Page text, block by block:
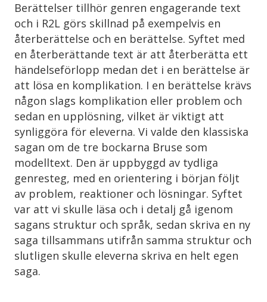
Berättelser tillhör genren engagerande text
och i R2L görs skillnad på exempelvis en
återberättelse och en berättelse. Syftet med
en återberättande text är att återberätta ett
händelseförlopp medan det i en berättelse är
att lösa en komplikation. I en berättelse krävs
någon slags komplikation eller problem och
sedan en upplösning, vilket är viktigt att
synliggöra för eleverna. Vi valde den klassiska
sagan om de tre bockarna Bruse som
modelltext. Den är uppbyggd av tydliga
genresteg, med en orientering i början följt
av problem, reaktioner och lösningar. Syftet
var att vi skulle läsa och i detalj gå igenom
sagans struktur och språk, sedan skriva en ny
saga tillsammans utifrån samma struktur och
slutligen skulle eleverna skriva en helt egen
saga.